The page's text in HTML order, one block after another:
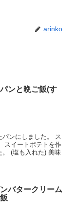
arinko
ンと晩ご飯(す
ンにしました。 ス
スイートポテトを作
。 (塩も入れた) 美味
バタークリーム